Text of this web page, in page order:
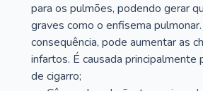
para os pulmões, podendo gerar
graves como o enfisema
consequência, pode aumentar as
infartos. É causada principalmente
de cigarro;